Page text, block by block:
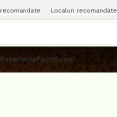
Localuri recomandate
PainePastePizzaSosuri